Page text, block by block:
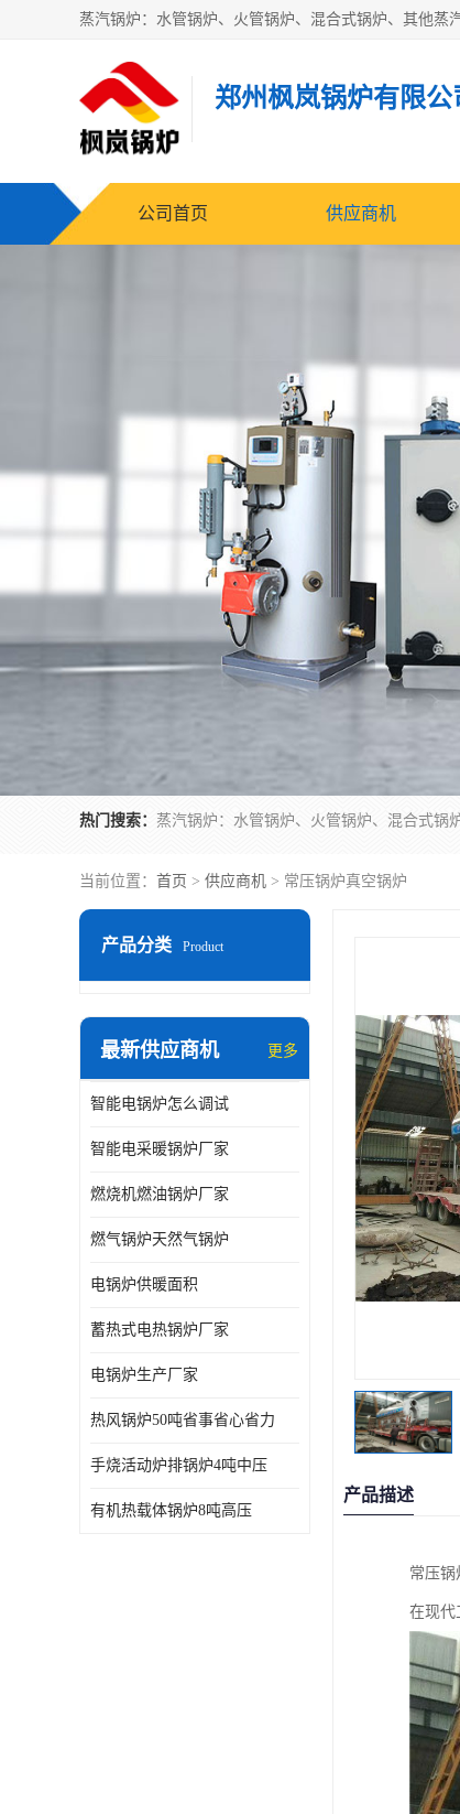
郑州枫岚锅炉有限公
公司首页 供应商机
热门搜索：
当前位置： 首页 > 供应商机 > 常压锅炉真空锅炉
产品分类 Product
最新供应商机 更多
智能电锅炉怎么调试
智能电采暖锅炉厂家
燃烧机燃油锅炉厂家
燃气锅炉天然气锅炉
电锅炉供暖面积
蓄热式电热锅炉厂家
电锅炉生产厂家
热风锅炉50吨省事省心省力
手烧活动炉排锅炉4吨中压
有机热载体锅炉8吨高压
产品描述
常压锅
在现代